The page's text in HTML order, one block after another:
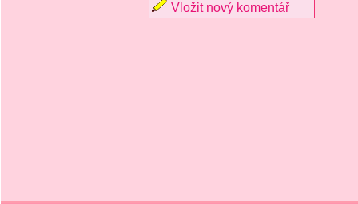
Vložit nový komentář